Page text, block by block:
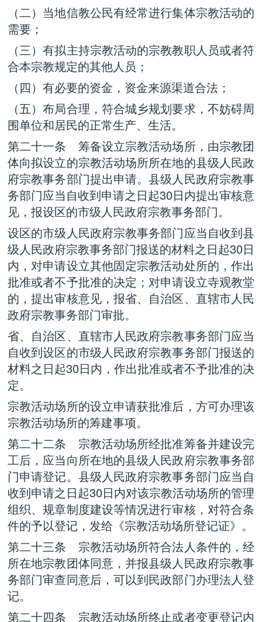
（二）当地信教公民有经常进行集体宗教活动的
需要；
（三）有拟主持宗教活动的宗教教职人员或者符
合本宗教规定的其他人员；
（四）有必要的资金，资金来源渠道合法；
（五）布局合理，符合城乡规划要求，不妨碍周
围单位和居民的正常生产、生活。
第二十一条 筹备设立宗教活动场所，由宗教团
体向拟设立的宗教活动场所所在地的县级人民政
府宗教事务部门提出申请。县级人民政府宗教事
务部门应当自收到申请之日起30日内提出审核意
见，报设区的市级人民政府宗教事务部门。
设区的市级人民政府宗教事务部门应当自收到县
级人民政府宗教事务部门报送的材料之日起30日
内，对申请设立其他固定宗教活动处所的，作出
批准或者不予批准的决定；对申请设立寺观教堂
的，提出审核意见，报省、自治区、直辖市人民
政府宗教事务部门审批。
省、自治区、直辖市人民政府宗教事务部门应当
自收到设区的市级人民政府宗教事务部门报送的
材料之日起30日内，作出批准或者不予批准的决
定。
宗教活动场所的设立申请获批准后，方可办理该
宗教活动场所的筹建事项。
第二十二条 宗教活动场所经批准筹备并建设完
工后，应当向所在地的县级人民政府宗教事务部
门申请登记。县级人民政府宗教事务部门应当自
收到申请之日起30日内对该宗教活动场所的管理
组织、规章制度建设等情况进行审核，对符合条
件的予以登记，发给《宗教活动场所登记证》。
第二十三条 宗教活动场所符合法人条件的，经
所在地宗教团体同意，并报县级人民政府宗教事
务部门审查同意后，可以到民政部门办理法人登
记。
第二十四条 宗教活动场所终止或者变更登记内